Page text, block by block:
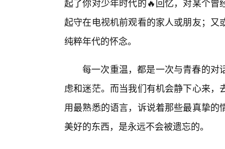
起守在电视机前观看的家人或朋友；
纯粹年代的怀念。
每一次重温，都是一次与青春的对
虑和迷茫。而当我们有机会静下心来
用最熟悉的语言，诉说着那些最真挚
美好的东西，是永远不会被遗忘的。